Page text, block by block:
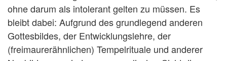
ohne darum als intolerant gelten zu müssen. Es
bleibt dabei: Aufgrund des grundlegend anderen
Gottesbildes, der Entwicklungslehre, der
(freimaurerähnlichen) Tempelrituale und anderer